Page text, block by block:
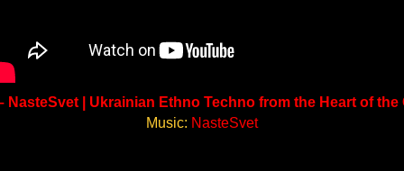
NasteSvet | Ukrainian Ethno Techno from the Heart of
Music: NasteSvet